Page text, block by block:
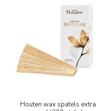
Houten wax spatels extra